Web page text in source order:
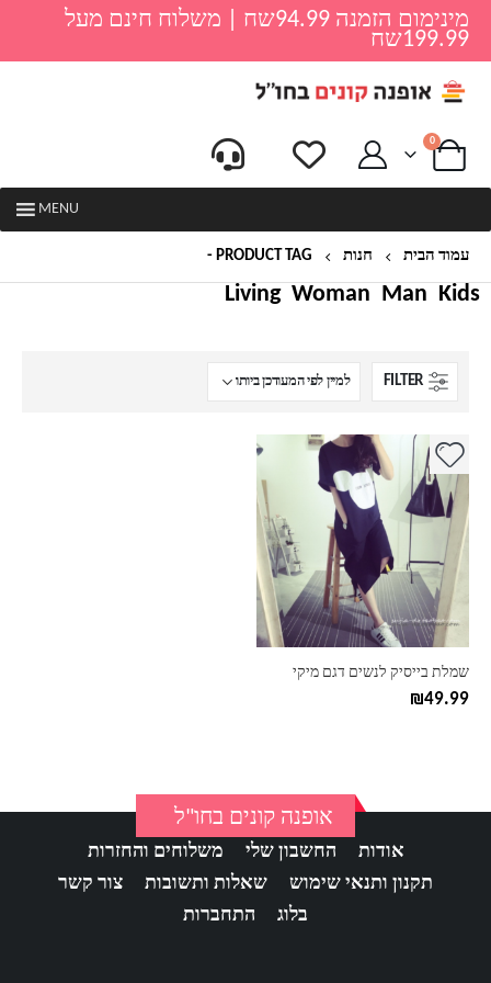
מינימום הזמנה 94.99שח | משלוח חינם מעל
199.99שח
0
MENU
עמוד הבית חנות PRODUCT TAG -
Kids
Man
Woman
Living
FILTER
שמלת בייסיק לנשים דגם מיקי
₪49.99
למוצר
יש
מספר
סוגים.
ניתן
לבחור
האפשרויות
בעמוד
אופנה קונים בחו"ל
אודות החשבון שלי
משלוחים והחזרות
תקנון ותנאי שימוש
שאלות ותשובות
צור קשר
בלוג
התחברות